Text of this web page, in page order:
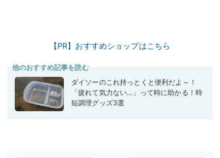
【PR】おすすめショップはこちら
他のおすすめ記事を読む
ダイソーのこれ持っとくと便利だよ～！
「疲れて気力ない…」って時に助かる！時
短調理グッズ3選